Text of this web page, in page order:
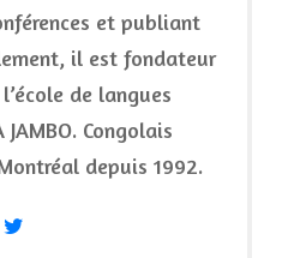
et publiant
il est fondateur
de langues
Congolais
depuis 1992.